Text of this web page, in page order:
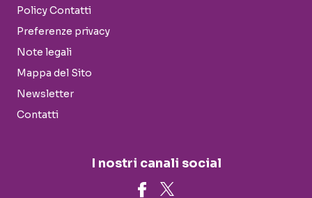
Policy Contatti
Preferenze privacy
Note legali
Mappa del Sito
Newsletter
Contatti
I nostri canali social